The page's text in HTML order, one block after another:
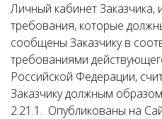
Личный кабинет Заказчика,
требования, которые
сообщены Заказчику в
требованиями
Российской Федерации,
Заказчику должным
2.21.1. Опубликованы на